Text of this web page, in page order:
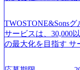
sion-
4e4b-6aae-45a6-a0ce-
報 (https://
業界で新規事業戦略
810e-
的とした「語学研修
み実践に強くなるた
アドバイザーによる
TWOSTONE&Sons
サービスは、30,000
の最大化を目指す サ
リーなどが含まれて